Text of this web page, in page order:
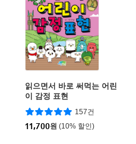
읽으면서 바로 써먹는 어린
이 감정 표현
157건
11,700원 (10% 할인)